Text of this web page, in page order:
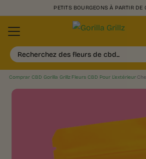
PETITS BOURGEONS À PARTIR
Recherchez des fleurs de cbd...
Comprar CBD Gorilla Grillz› Fleurs CBD Pour L'extérieur›